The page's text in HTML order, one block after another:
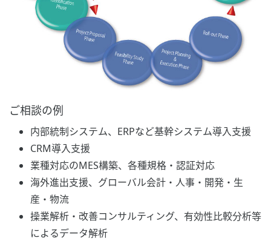
ご相談の例
内部統制システム、ERPなど基幹システム導入支援
CRM導入支援
業種対応のMES構築、各種規格・認証対応
海外進出支援、グローバル会計・人事・開発・生
産・物流
操業解析・改善コンサルティング、有効性比較分析等
によるデータ解析